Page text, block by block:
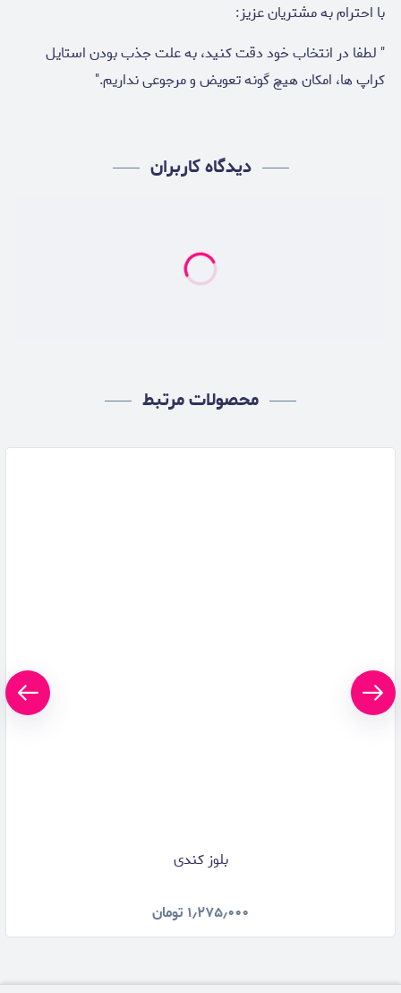
با احترام به مشتریان عزیز:
" لطفا در انتخاب خود دقت کنید، به علت جذب بودن استایل
کراپ ها، امکان هیچ گونه تعویض و مرجوعی نداریم."
دیدگاه کاربران
محصولات مرتبط
بلوز کندی
۱٫۲۷۵٫۰۰۰ تومان